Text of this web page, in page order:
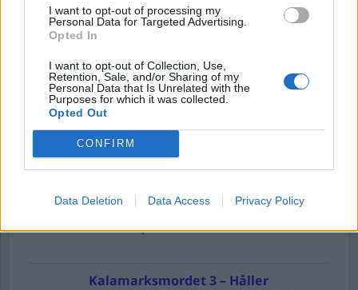
I want to opt-out of processing my
Personal Data for Targeted Advertising.
Opted In
I want to opt-out of Collection, Use,
Retention, Sale, and/or Sharing of my
Personal Data that Is Unrelated with the
Purposes for which it was collected.
Opted Out
CONFIRM
Data Deletion Data Access Privacy Policy
frikänd – en tillfällighet eller
systemfel?
Besök av barn vägras
DEBATT 08 jun 2015
Tortyren på landets häkten
DEBATT 08 jun 2015
Fallet Tommie och Kafkasverige
DEBATT 08 jun 2015
Kalamarksmordet 3 – Håller